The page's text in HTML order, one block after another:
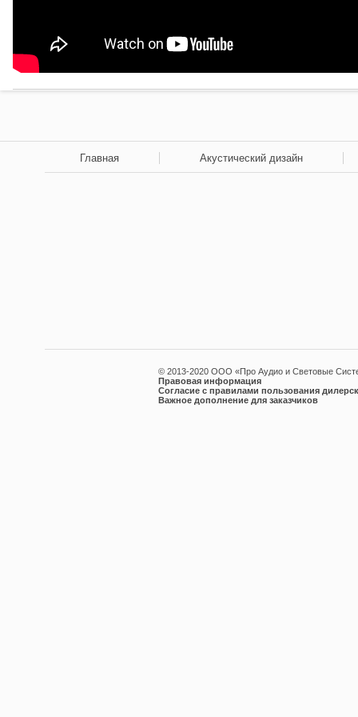
Главная Акустический дизайн
© 2013-2020 ООО «Про Аудио и Световые
Правовая информация
Согласие с правилами пользования
Важное дополнение для заказчиков